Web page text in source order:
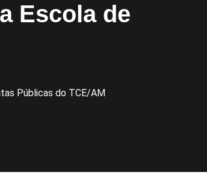
Escola de
Públicas do TCE/AM